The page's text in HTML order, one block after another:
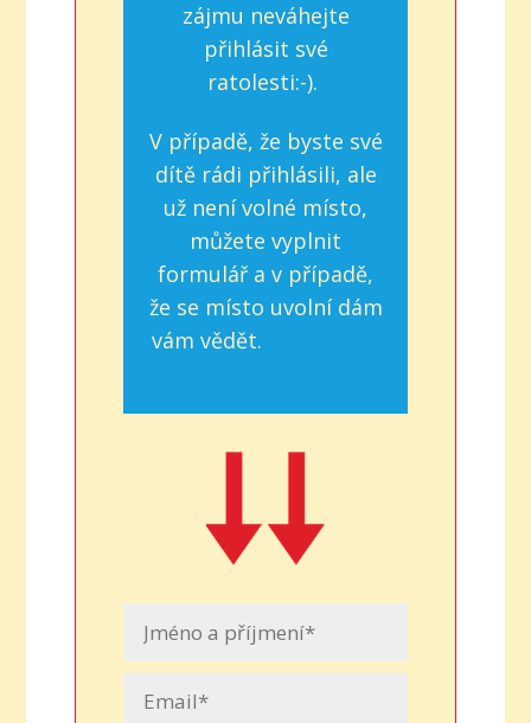
zájmu neváhejte
přihlásit své
ratolesti:-).
V případě, že byste své
dítě rádi přihlásili, ale
už není volné místo,
můžete vyplnit
formulář a v případě,
že se místo uvolní dám
vám vědět.